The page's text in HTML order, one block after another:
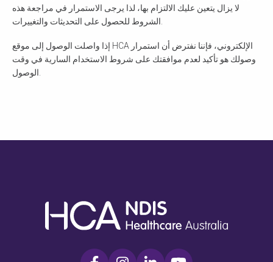
لا يزال يتعين عليك الالتزام بها، لذا يرجى الاستمرار في مراجعة هذه
إذا واصلت الوصول إلى موقع HCA الإلكتروني، فإننا نفترض أن استمرار
وصولك هو تأكيد لعدم موافقتك على شروط الاستخدام السارية في وقت